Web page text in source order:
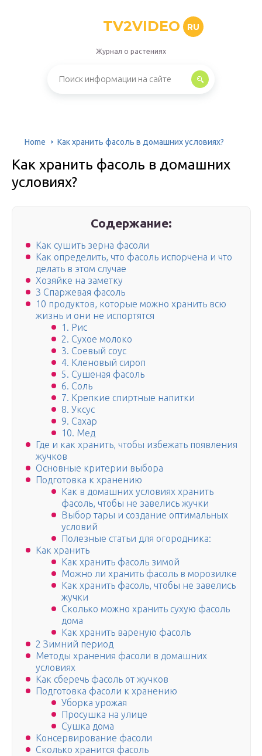
TV2VIDEO RU
Журнал о растениях
Home Как хранить фасоль в домашних условиях?
Как хранить фасоль в домашних
условиях?
Содержание:
Как сушить зерна фасоли
Как определить, что фасоль испорчена и что
делать в этом случае
Хозяйке на заметку
3 Спаржевая фасоль
10 продуктов, которые можно хранить всю
жизнь и они не испортятся
1. Рис
2. Сухое молоко
3. Соевый соус
4. Кленовый сироп
5. Сушеная фасоль
6. Соль
7. Крепкие спиртные напитки
8. Уксус
9. Cахар
10. Мед
Где и как хранить, чтобы избежать появления
жучков
Основные критерии выбора
Подготовка к хранению
Как в домашних условиях хранить
фасоль, чтобы не завелись жучки
Выбор тары и создание оптимальных
условий
Полезные статьи для огородника:
Как хранить
Как хранить фасоль зимой
Можно ли хранить фасоль в морозилке
Как хранить фасоль, чтобы не завелись
жучки
Сколько можно хранить сухую фасоль
дома
Как хранить вареную фасоль
2 Зимний период
Методы хранения фасоли в домашних
условиях
Как сберечь фасоль от жучков
Подготовка фасоли к хранению
Уборка урожая
Просушка на улице
Сушка дома
Консервирование фасоли
Сколько хранится фасоль